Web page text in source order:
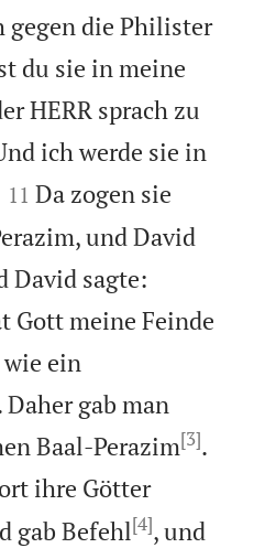
gegen die Philister
du sie in meine
HERR sprach zu
ich werde sie in


11 Da zogen sie
und David
David sagte:
Gott meine Feinde
ein
gab man
Baal-Perazim[3].
ihre Götter
gab Befehl[4], und